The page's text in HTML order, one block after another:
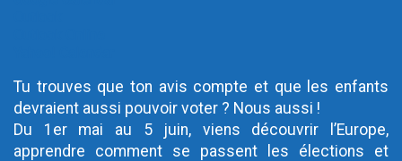
Tu trouves que ton avis compte et que les enfants
devraient aussi pouvoir voter ? Nous aussi !
Du 1er mai au 5 juin, viens découvrir l’Europe,
apprendre comment se passent les élections et